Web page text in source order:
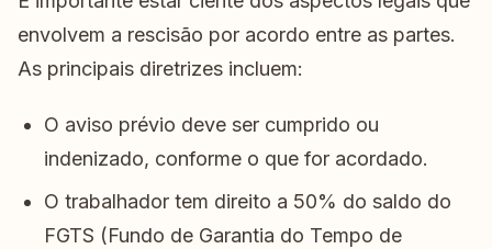
envolvem a rescisão por acordo entre as partes.
As principais diretrizes incluem:
O aviso prévio deve ser cumprido ou
indenizado, conforme o que for acordado.
O trabalhador tem direito a 50% do saldo do
FGTS (Fundo de Garantia do Tempo de